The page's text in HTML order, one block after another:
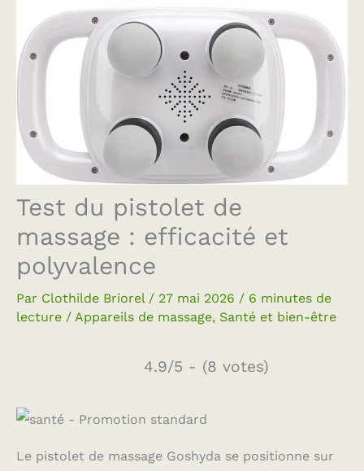
Test du pistolet de
massage : efficacité et
polyvalence
Par Clothilde Briorel / 27 mai 2026 / 6 minutes de
lecture / Appareils de massage, Santé et bien-être
4.9/5 - (8 votes)
Le pistolet de massage Goshyda se positionne sur